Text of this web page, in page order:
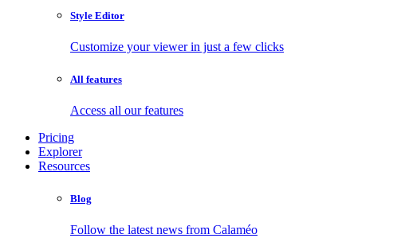
Style Editor
Customize your viewer in just a few clicks
All features
Access all our features
Pricing
Explorer
Resources
Blog
Follow the latest news from Calaméo